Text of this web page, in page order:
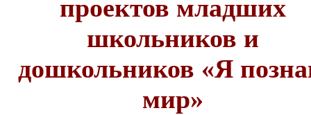
проектов младших
школьников и
дошкольников «Я
мир»